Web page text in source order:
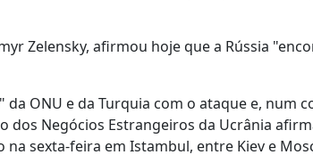
Zelensky, afirmou hoje que a Rússia
ONU e da Turquia com o ataque e, num
Negócios Estrangeiros da Ucrânia
sexta-feira em Istambul, entre Kiev e